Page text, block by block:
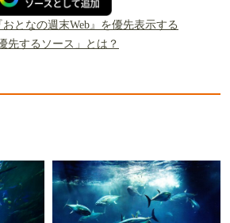
おとなの週末Web』を優先表示する
優先するソース」とは？